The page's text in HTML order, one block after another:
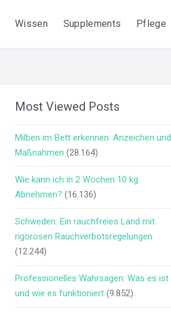
Wissen Supplements Pflege
Most Viewed Posts
Milben im Bett erkennen: Anzeichen und
Maßnahmen (28.164)
Wie kann ich in 2 Wochen 10 kg
Abnehmen? (16.136)
Schweden: Ein rauchfreies Land mit
rigorosen Rauchverbotsregelungen
(12.244)
Professionelles Wahrsagen: Was es ist
und wie es funktioniert (9.852)